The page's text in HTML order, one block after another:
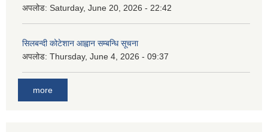
अपलोड: Saturday, June 20, 2026 - 22:42
सिलबन्दी कोटेशान आह्वान सम्बन्धि सूचना
अपलोड: Thursday, June 4, 2026 - 09:37
more